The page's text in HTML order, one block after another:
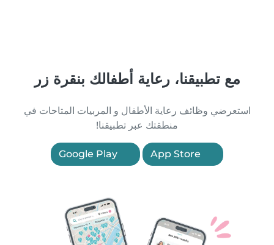
مع تطبيقنا، رعاية أطفالك بنقرة زر
استعرضي وظائف رعاية الأطفال و المربيات المتاحات في
منطقتك عبر تطبيقنا!